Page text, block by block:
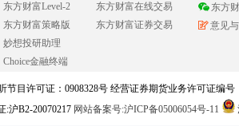
东方财富Level-2
东方财富策略版
妙想投研助理
Choice金融终端
东方财富在线交易
东方财富证券交易
东方
意见
节目许可证：0908328号 经营证券期货业务许可证编号
:沪B2-20070217 网站备案号:沪ICP备05006054号-11